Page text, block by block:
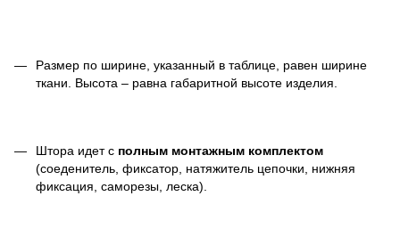
Размер по ширине, указанный в таблице, равен ширине
ткани. Высота – равна габаритной высоте изделия.
Штора идет с полным монтажным комплектом
(соеденитель, фиксатор, натяжитель цепочки, нижняя
фиксация, саморезы, леска).